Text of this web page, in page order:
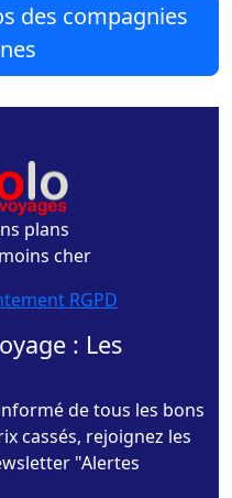
des compagnies
plans
cher
RGPD
: Les
de tous les bons
cassés, rejoignez les
"Alertes